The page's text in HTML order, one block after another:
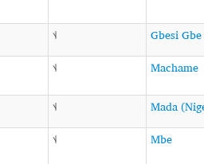
˦˨
Gbesi Gbe
˦˨ Machame
˦˨
Mada
˦˨ Mbe